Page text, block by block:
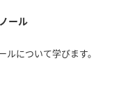
ール
について学びます。